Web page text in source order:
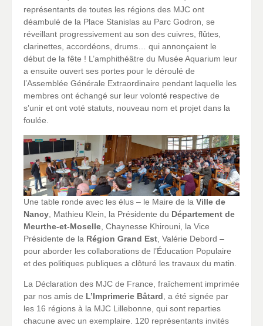
représentants de toutes les régions des MJC ont
déambulé de la Place Stanislas au Parc Godron, se
réveillant progressivement au son des cuivres, flûtes,
clarinettes, accordéons, drums… qui annonçaient le
début de la fête ! L’amphithéâtre du Musée Aquarium leur
a ensuite ouvert ses portes pour le déroulé de
l’Assemblée Générale Extraordinaire pendant laquelle les
membres ont échangé sur leur volonté respective de
s’unir et ont voté statuts, nouveau nom et projet dans la
foulée.
Une table ronde avec les élus – le Maire de la Ville de
Nancy , Mathieu Klein, la Présidente du Département de
Meurthe-et-Moselle , Chaynesse Khirouni, la Vice
Présidente de la Région Grand Est , Valérie Debord –
pour aborder les collaborations de l’Éducation Populaire
et des politiques publiques a clôturé les travaux du matin.
La Déclaration des MJC de France, fraîchement imprimée
par nos amis de L’Imprimerie Bâtard , a été signée par
les 16 régions à la MJC Lillebonne, qui sont reparties
chacune avec un exemplaire. 120 représentants invités